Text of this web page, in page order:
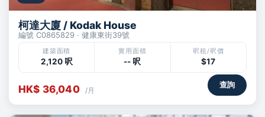
柯達大廈 / Kodak House
編號 C0865829 · 健康東街39號
建築面積
2,120 呎
實用面積
-- 呎
呎租/呎價
$17
HK$ 36,040 /月
查詢